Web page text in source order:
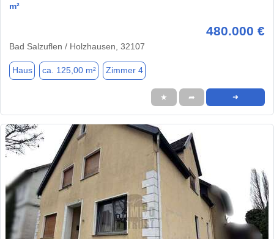
m²
480.000 €
Bad Salzuflen / Holzhausen, 32107
Haus ca. 125,00 m² Zimmer 4
★ ➦ ➜